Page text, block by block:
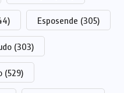
Esposende (305)
(303)
(529)